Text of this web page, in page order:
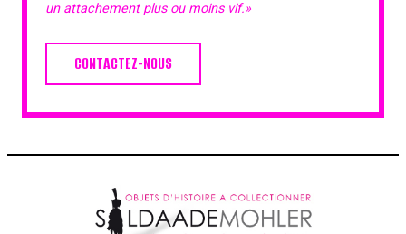
un attachement plus ou moins vif.»
CONTACTEZ-NOUS